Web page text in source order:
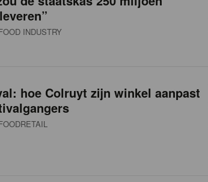
INDUSTRY
hoe Colruyt zijn winkel aanpast